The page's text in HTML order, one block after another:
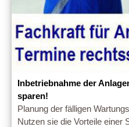
Inbetriebnahme der
sparen!
Planung der fälligen
Nutzen sie die Vorteile einer